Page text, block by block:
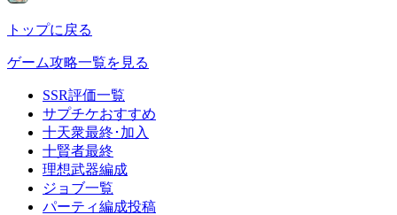
トップに戻る
ゲーム攻略一覧を見る
SSR評価一覧
サプチケおすすめ
十天衆最終･加入
十賢者最終
理想武器編成
ジョブ一覧
パーティ編成投稿